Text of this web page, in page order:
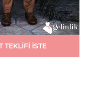
TEKLİFİ İSTE